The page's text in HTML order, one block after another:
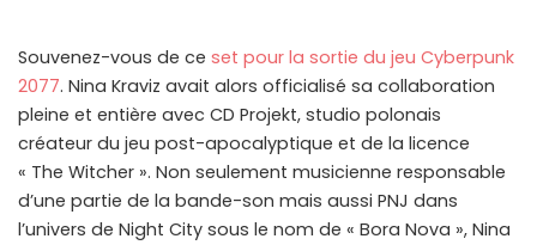
Souvenez-vous de ce set pour la sortie du jeu Cyberpunk
2077. Nina Kraviz avait alors officialisé sa collaboration
pleine et entière avec CD Projekt, studio polonais
créateur du jeu post-apocalyptique et de la licence
« The Witcher ». Non seulement musicienne responsable
d’une partie de la bande-son mais aussi PNJ dans
l’univers de Night City sous le nom de « Bora Nova », Nina